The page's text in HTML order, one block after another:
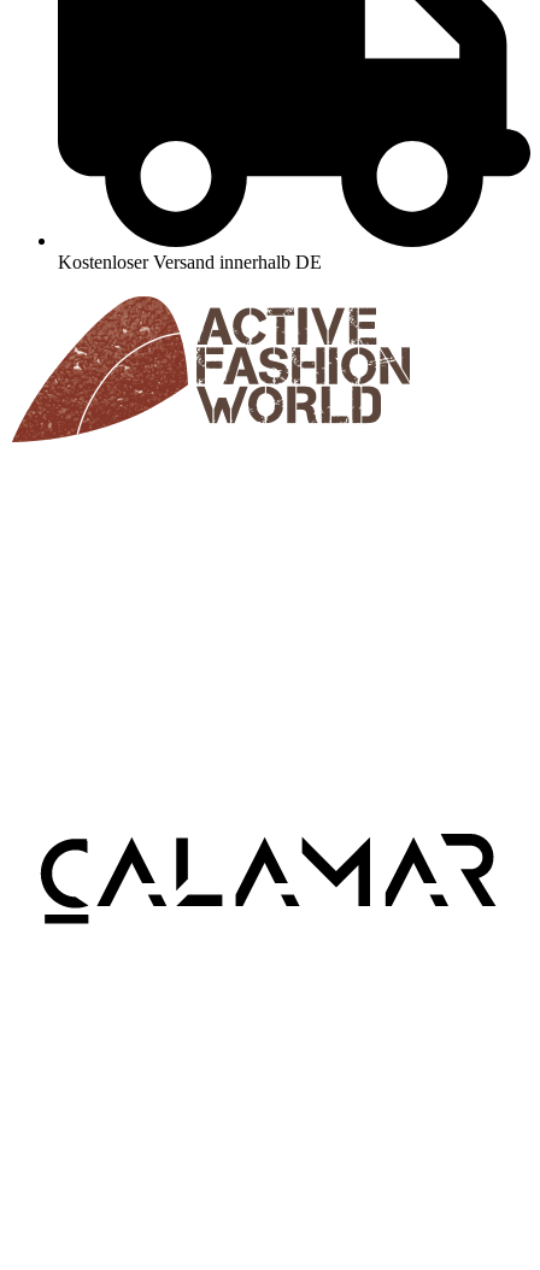
Kostenloser Versand innerhalb DE